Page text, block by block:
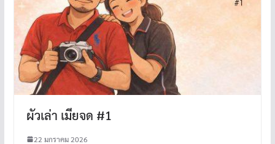
ผัวเล่า เมียจด #1
22 มกราคม 2026